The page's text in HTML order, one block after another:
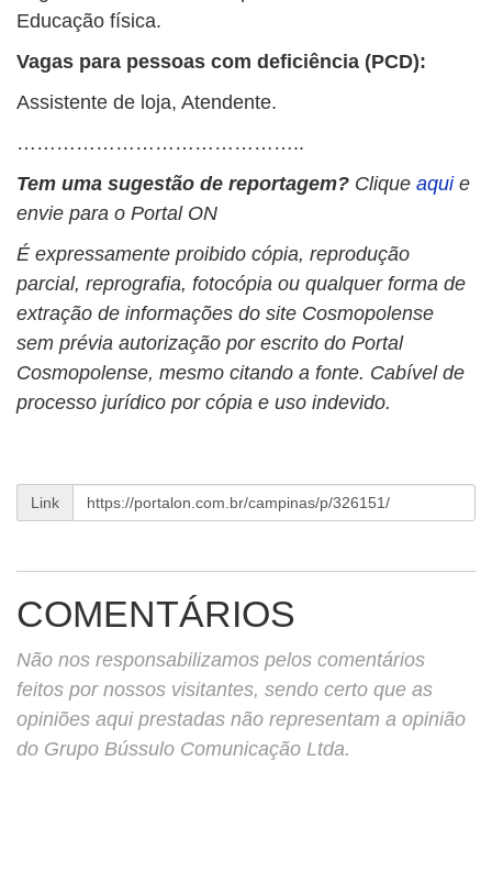
Educação física.
Vagas para pessoas com deficiência (PCD):
Assistente de loja, Atendente.
……………………………………..
Tem uma sugestão de reportagem? Clique aqui e
envie para o Portal ON
É expressamente proibido cópia, reprodução
parcial, reprografia, fotocópia ou qualquer forma de
extração de informações do site Cosmopolense
sem prévia autorização por escrito do Portal
Cosmopolense, mesmo citando a fonte. Cabível de
processo jurídico por cópia e uso indevido.
Link
COMENTÁRIOS
Não nos responsabilizamos pelos comentários
feitos por nossos visitantes, sendo certo que as
opiniões aqui prestadas não representam a opinião
do Grupo Bússulo Comunicação Ltda.